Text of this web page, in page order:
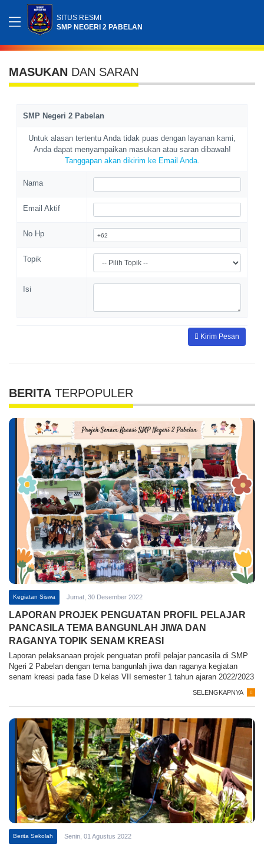
SITUS RESMI
SMP NEGERI 2 PABELAN
MASUKAN DAN SARAN
SMP Negeri 2 Pabelan
Untuk alasan tertentu Anda tidak puas dengan layanan kami,
Anda dapat menyampaikan masukan atau saran dibawah!
Tanggapan akan dikirim ke Email Anda.
Nama
Email Aktif
No Hp
Topik
Isi
Kirim Pesan
BERITA TERPOPULER
Kegiatan Siswa Jumat, 30 Desember 2022
LAPORAN PROJEK PENGUATAN PROFIL PELAJAR
PANCASILA TEMA BANGUNLAH JIWA DAN
RAGANYA TOPIK SENAM KREASI
Laporan pelaksanaan projek penguatan profil pelajar pancasila di SMP
Ngeri 2 Pabelan dengan tema bangunlah jiwa dan raganya kegiatan
senam kreasi pada fase D kelas VII semester 1 tahun ajaran 2022/2023
SELENGKAPNYA
Berita Sekolah Senin, 01 Agustus 2022